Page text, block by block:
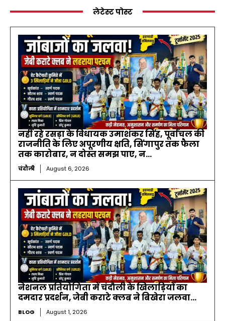
लेटेस्ट पोस्ट
नहीं रहे रसड़ा के विधायक उमाशंकर सिंह, पूर्वांचल की
राजनीति के लिए अपूरणीय क्षति, सिंगापुर तक फैला
तक कारोबार, न दोस्त समझ पाए, न...
चंदौली August 6, 2026
नेशनल प्रतियोगिता में चंदौली के खिलाड़ियों का
दमदार प्रदर्शन, जेबी कराटे क्लब ने बिखेरा जलवा…
BLOG August 1, 2026